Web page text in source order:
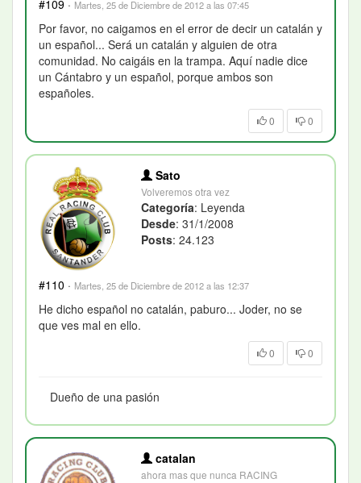
#109 · Martes, 25 de Diciembre de 2012 a las 07:45
Por favor, no caigamos en el error de decir un catalán y
un español... Será un catalán y alguien de otra
comunidad. No caigáis en la trampa. Aquí nadie dice
un Cántabro y un español, porque ambos son
españoles.
0 0
Sato
Volveremos otra vez
Categoría: Leyenda
Desde: 31/1/2008
Posts: 24.123
#110 · Martes, 25 de Diciembre de 2012 a las 12:37
He dicho español no catalán, paburo... Joder, no se
que ves mal en ello.
0 0
Dueño de una pasión
catalan
ahora mas que nunca RACING